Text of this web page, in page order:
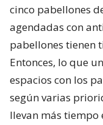
cinco pabellones
agendadas con
pabellones tienen
Entonces, lo que
espacios con los
según varias
llevan más tiempo